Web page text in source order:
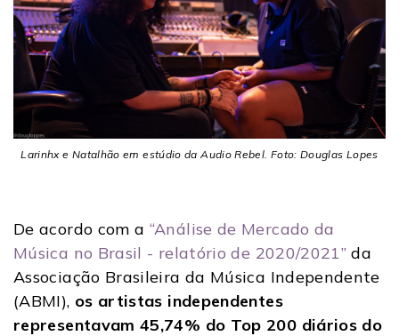
Larinhx e Natalhão em estúdio da Audio Rebel. Foto: Douglas Lopes
De acordo com a “Análise de Mercado da
Música no Brasil - relatório de 2020/2021” da
Associação Brasileira da Música Independente
(ABMI), os artistas independentes
representavam 45,74% do Top 200 diários do